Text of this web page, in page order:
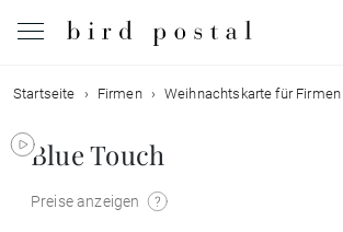
Hochzeit
Geburt
Startseite Firmen Weihnachtskarte für Firmen
Blue Touch
Preise anzeigen